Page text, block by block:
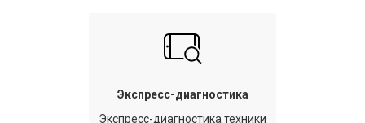
Экспресс-диагностика
Экспресс-диагностика техники